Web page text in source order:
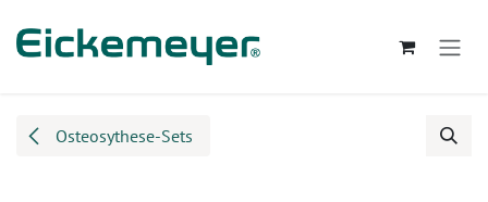
Osteosythese-Sets